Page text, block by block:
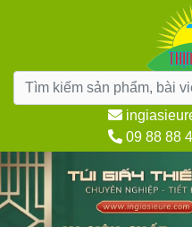
dung
09 88 88